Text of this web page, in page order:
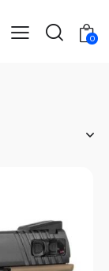
0